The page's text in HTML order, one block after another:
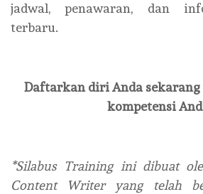
jadwal, penawaran, dan
terbaru.
Daftarkan diri Anda
kompetensi
*Silabus Training ini dibuat
Content Writer yang telah